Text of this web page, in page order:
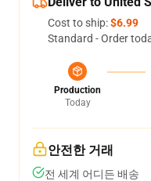
Cost to ship:$6.99
Standard - Order
Production
Today
안전한 거래
전 세계 어디든 배송